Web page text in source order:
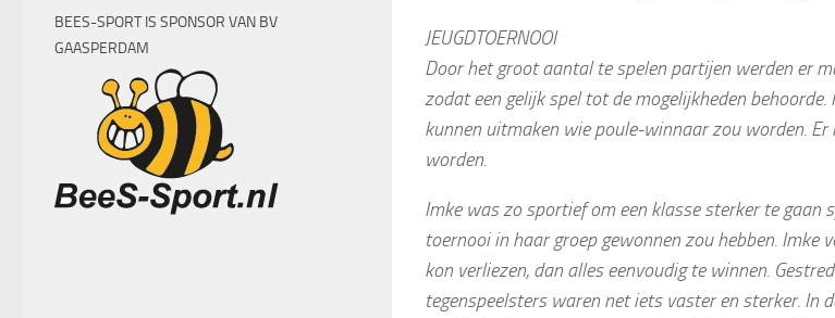
JEUGDTOERNOOI
Door het groot aantal te spelen partijen werden er
zodat een gelijk spel tot de mogelijkheden
kunnen uitmaken wie poule-winnaar zou worden.
worden.
Imke was zo sportief om een klasse sterker te gaan
toernooi in haar groep gewonnen zou hebben. Imke
kon verliezen, dan alles eenvoudig te winnen.
tegenspeelsters waren net iets vaster en sterker. In
BEES-SPORT IS SPONSOR VAN BV
GAASPERDAM